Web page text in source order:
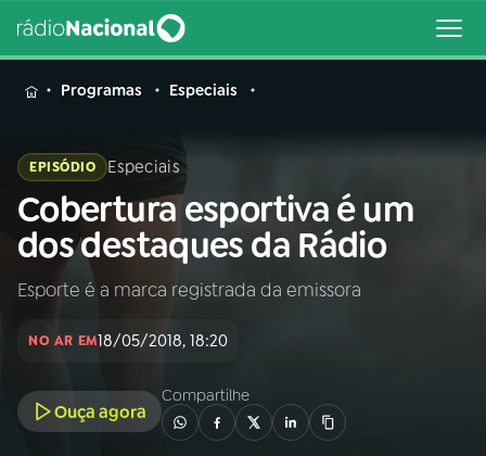
MENU
Buscar
na
Rádio
Nacional
Buscar
01INÍCIO
Programas Especiais
EPISÓDIO Especiais
Cobertura esportiva é um
dos destaques da Rádio
Esporte é a marca registrada da emissora
NO AR EM18/05/2018, 18:20
Ouça agora
Compartilhe